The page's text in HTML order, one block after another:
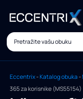
Eccentrix-Katalog obuka-
365 za korisnike (MS55154)